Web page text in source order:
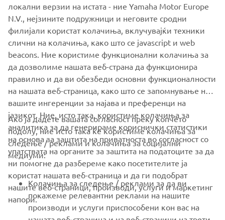
The Yard Built XSR700 Otokomae makes a bold statement
for the custom argument, a real street tracker with
For more info on Ad Hoc Café Racers
www.adhocaferacers.com
CORPORATE
FOR BUSINESS
MORE YAMAHA
локални верзии на истата - ние Yamaha Motor Europe
N.V., нејзините подружници и неговите сродни
филијали користат колачиња, вклучувајќи техники
слични на колачиња, како што се javascript и web
beacons. Ние користиме функционални колачиња за
да дозволиме нашата веб-страна да функционира
правилно и да ви обезбеди основни функционалности
на нашата веб-страница, како што се запомнување на
вашите ингеренции за најава и преференци на
јазикот. Ние, исто така, користиме колачиња за
аналитика за да генерираме кориснички статистики
на основа за заштита на приватноста во согласност со
упатствата на органите за заштита на податоците за да
ни помогне да разбереме како посетителите ја
користат нашата веб-страница и да ги подобрат
нашите веб-страници, производи, услуги и маркетинг
напори.
Ако ја дадете вашата согласност преку копчето
подолу, ние исто така ќе користиме колачиња за
следење / реклами и колачиња за социјални
медиуми:
Колачиња за следење / реклами за да ви
покажеме релевантни реклами на нашите
производи и услуги приспособени кон вас на